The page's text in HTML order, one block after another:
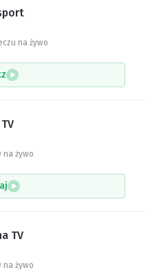
na żywo
na żywo
TV
na żywo